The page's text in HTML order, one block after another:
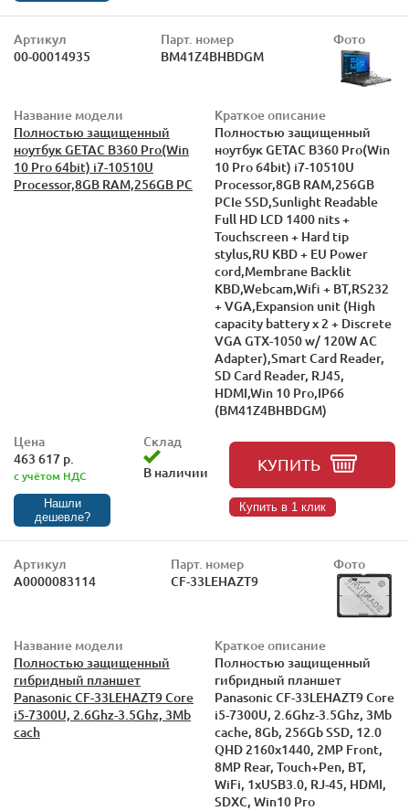
Артикул
00-00014935
Парт. номер
BM41Z4BHBDGM
Фото
Название модели
Полностью защищенный
ноутбук GETAC B360 Pro(Win
10 Pro 64bit) i7-10510U
Processor,8GB RAM,256GB PC
Краткое описание
Полностью защищенный
ноутбук GETAC B360 Pro(Win
10 Pro 64bit) i7-10510U
Processor,8GB RAM,256GB
PCIe SSD,Sunlight Readable
Full HD LCD 1400 nits +
Touchscreen + Hard tip
stylus,RU KBD + EU Power
cord,Membrane Backlit
KBD,Webcam,Wifi + BT,RS232
+ VGA,Expansion unit (High
capacity battery x 2 + Discrete
VGA GTX-1050 w/ 120W AC
Adapter),Smart Card Reader,
SD Card Reader, RJ45,
HDMI,Win 10 Pro,IP66
(BM41Z4BHBDGM)
Цена
463 617 р.
с учётом НДС
Нашли
дешевле?
Склад
В наличии
КУПИТЬ
Купить в 1 клик
Артикул
А0000083114
Парт. номер
CF-33LEHAZT9
Фото
Название модели
Полностью защищенный
гибридный планшет
Panasonic CF-33LEHAZT9 Core
i5-7300U, 2.6Ghz-3.5Ghz, 3Mb
cach
Краткое описание
Полностью защищенный
гибридный планшет
Panasonic CF-33LEHAZT9 Core
i5-7300U, 2.6Ghz-3.5Ghz, 3Mb
cache, 8Gb, 256Gb SSD, 12.0
QHD 2160x1440, 2MP Front,
8MP Rear, Touch+Pen, BT,
WiFi, 1xUSB3.0, RJ-45, HDMI,
SDXC, Win10 Pro